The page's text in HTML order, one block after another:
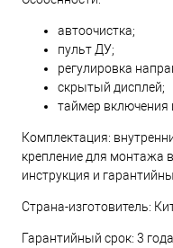
автоочистка;
пульт ДУ;
регулировка
скрытый дисплей;
таймер включения
Комплектация:
крепление для монтажа
инструкция и
Страна-изготовитель:
Гарантийный срок: 3 года.